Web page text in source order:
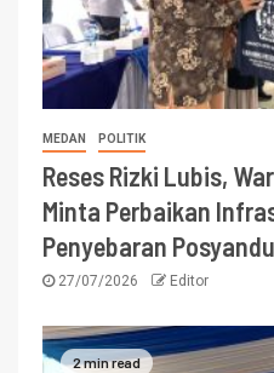
MEDAN POLITIK
Reses Rizki Lubis,
Minta Perbaikan
Penyebaran Posyandu
27/07/2026 Editor
2 min read